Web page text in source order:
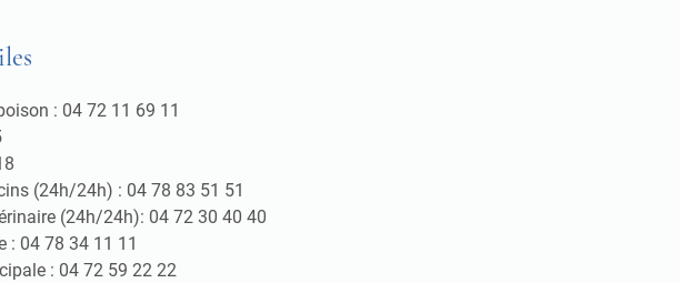
: 04 72 11 69 11
(24h/24h) : 04 78 83 51 51
(24h/24h): 04 72 30 40 40
: 04 78 34 11 11
: 04 72 59 22 22